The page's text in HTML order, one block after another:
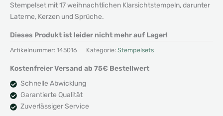
Stempelset mit 17 weihnachtlichen Klarsichtstempeln, darunter
Laterne, Kerzen und Sprüche.
Dieses Produkt ist leider nicht mehr auf Lager!
Artikelnummer: 145016 Kategorie: Stempelsets
Kostenfreier Versand ab 75€ Bestellwert
Schnelle Abwicklung
Garantierte Qualität
Zuverlässiger Service